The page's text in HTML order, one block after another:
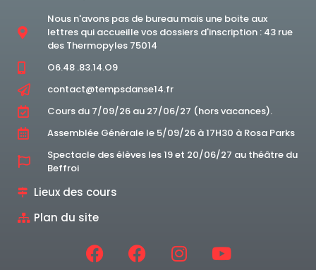
Nous n'avons pas de bureau mais une boite aux
lettres qui accueille vos dossiers d'inscription : 43 rue
des Thermopyles 75014
O6.48 .83.14.O9
contact@tempsdanse14.fr
Cours du 7/09/26 au 27/06/27 (hors vacances).
Assemblée Générale le 5/09/26 à 17H30 à Rosa Parks
Spectacle des élèves les 19 et 20/06/27 au théâtre du
Beffroi
Lieux des cours
Plan du site